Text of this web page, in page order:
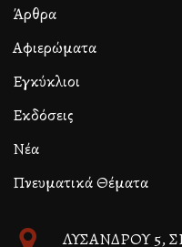
Άρθρα
Αφιερώματα
Εγκύκλιοι
Εκδόσεις
Νέα
Πνευματικά Θέματα
ΛΥΣΑΝΔΡΟΥ 5,